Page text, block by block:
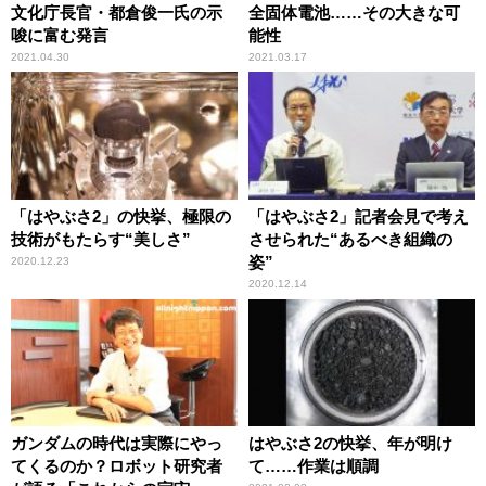
文化庁長官・都倉俊一氏の示
唆に富む発言
2021.04.30
全固体電池……その大きな可
能性
2021.03.17
「はやぶさ2」の快挙、極限の
技術がもたらす“美しさ”
2020.12.23
「はやぶさ2」記者会見で考え
させられた“あるべき組織の
姿”
2020.12.14
ガンダムの時代は実際にやっ
てくるのか？ロボット研究者
はやぶさ2の快挙、年が明け
て……作業は順調